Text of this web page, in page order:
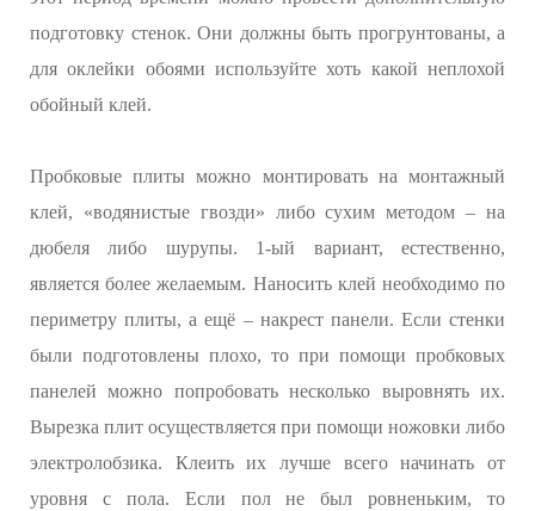
подготовку стенок. Они должны быть прогрунтованы, а
для оклейки обоями используйте хоть какой неплохой
обойный клей.
Пробковые плиты можно монтировать на монтажный
клей, «водянистые гвозди» либо сухим методом – на
дюбеля либо шурупы. 1-ый вариант, естественно,
является более желаемым. Наносить клей необходимо по
периметру плиты, а ещё – накрест панели. Если стенки
были подготовлены плохо, то при помощи пробковых
панелей можно попробовать несколько выровнять их.
Вырезка плит осуществляется при помощи ножовки либо
электролобзика. Клеить их лучше всего начинать от
уровня с пола. Если пол не был ровненьким, то